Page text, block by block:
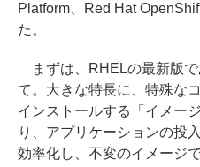
Platform、Red Hat
た。
まずは、RHELの最新版
て。大きな特長に、特殊な
インストールする「イメー
り、アプリケーションの投
効率化し、不変のイメージ